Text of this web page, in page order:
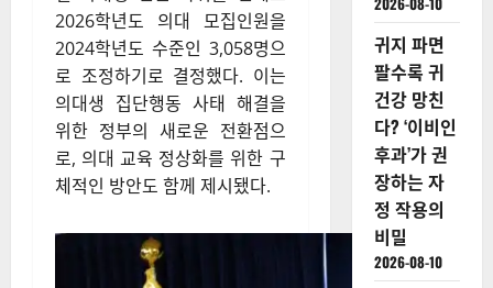
2026학년도 의대 모집인원을
2024학년도 수준인 3,058명으
로 조정하기로 결정했다. 이는
의대생 집단행동 사태 해결을
위한 정부의 새로운 전환점으
로, 의대 교육 정상화를 위한 구
체적인 방안도 함께 제시됐다.
귀지 파면
팔수록 귀
건강 망친
다? ‘이비인
후과’가 권
장하는 자
정 작용의
비밀
2026-08-10